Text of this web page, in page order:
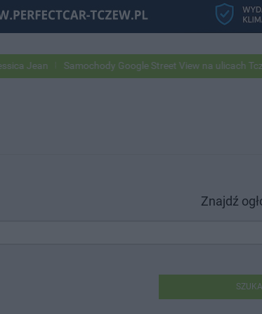
Samochody Google Street View na ulicach Tczewa.
Znajdź